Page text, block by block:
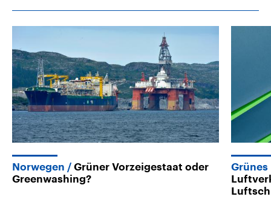
Norwegen
Grüner Vorzeigestaat oder
Greenwashing?
Grünes